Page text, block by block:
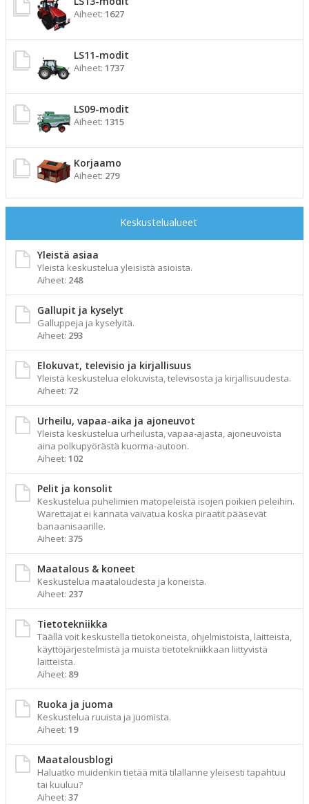
Aiheet: 1627
LS11-modit
Aiheet: 1737
LS09-modit
Aiheet: 1315
Korjaamo
Aiheet: 279
Keskustelualueet
Yleistä asiaa
Yleistä keskustelua yleisistä asioista.
Aiheet: 248
Gallupit ja kyselyt
Galluppeja ja kyselyitä.
Aiheet: 293
Elokuvat, televisio ja kirjallisuus
Yleistä keskustelua elokuvista, televisosta ja kirjallisuudesta.
Aiheet: 72
Urheilu, vapaa-aika ja ajoneuvot
Yleistä keskustelua urheilusta, vapaa-ajasta, ajoneuvoista
aina polkupyörästä kuorma-autoon.
Aiheet: 102
Pelit ja konsolit
Keskustelua puhelimien matopeleistä isojen poikien peleihin.
Warettajat ei kannata vaivatua koska piraatit pääsevät
banaanisaarille.
Aiheet: 375
Maatalous & koneet
Keskustelua maataloudesta ja koneista.
Aiheet: 237
Tietotekniikka
Täällä voit keskustella tietokoneista, ohjelmistoista, laitteista,
käyttöjärjestelmistä ja muista tietotekniikkaan liittyvistä
laitteista.
Aiheet: 89
Ruoka ja juoma
Keskustelua ruuista ja juomista.
Aiheet: 19
Maatalousblogi
Haluatko muidenkin tietää mitä tilallanne yleisesti tapahtuu
tai kuuluu?
Aiheet: 37